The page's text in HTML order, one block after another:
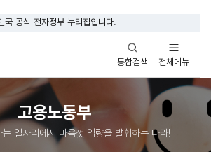
국 공식 전자정부 누리집입니다.
통합검색
열기
전체메뉴
열기
고용노동부
일자리에서 마음껏 역량을 발휘하는 나라!